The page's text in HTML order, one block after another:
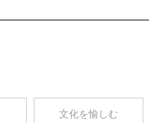
文化を愉しむ